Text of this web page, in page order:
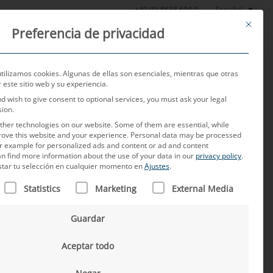
+49 (0) 8638 604-0 Español
Noticias Sobre nosotros Empleo Contacto
qué tendencias se
This
Preferencia de privacidad
cookies. Algunas de ellas son esenciales, mientras que otras
sitio web y su experiencia.
wish to give consent to optional services, you must ask your legal
technologies on our website. Some of them are essential, while
this website and your experience. Personal data may be processed
example for personalized ads and content or ad and content
find more information about the use of your data in our privacy policy.
tu selección en cualquier momento enAjustes.
FIGURA UNA LISTA DE LOS GRUPOS DE SERVICIOS
Statistics Marketing External Media
Guardar
Aceptar todo